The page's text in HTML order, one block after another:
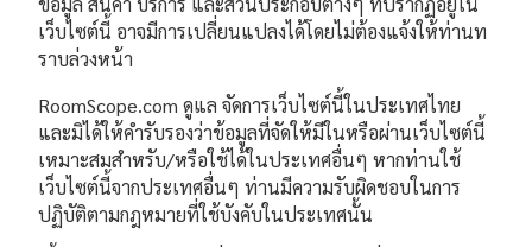
เว็บไซต์นี้ อาจมีการเปลี่ยนแปลงได้โดยไม่ต้องแจ้งให้ท่านท
ราบล่วงหน้า
RoomScope.com ดูแล จัดการเว็บไซต์นี้ในประเทศไทย
และมิได้ให้คำรับรองว่าข้อมูลที่จัดให้มีในหรือผ่านเว็บไซต์นี้
เหมาะสมสำหรับ/หรือใช้ได้ในประเทศอื่นๆ หากท่านใช้
เว็บไซต์นี้จากประเทศอื่นๆ ท่านมีความรับผิดชอบในการ
ปฏิบัติตามกฎหมายที่ใช้บังคับในประเทศนั้น